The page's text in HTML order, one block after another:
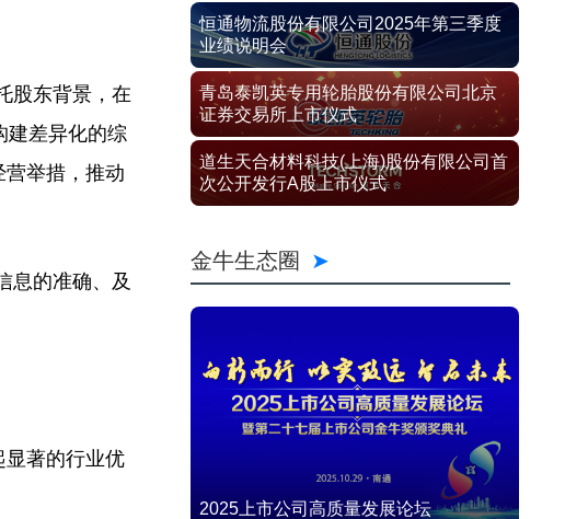
股东背景，在
建差异化的综
营举措，推动
息的准确、及
著的行业优
恒通物流股份有限公司2025年第三季度
业绩说明会
青岛泰凯英专用轮胎股份有限公司北京
证券交易所上市仪式
道生天合材料科技(上海)股份有限公司首
次公开发行A股上市仪式
金牛生态圈
2025上市公司高质量发展论坛